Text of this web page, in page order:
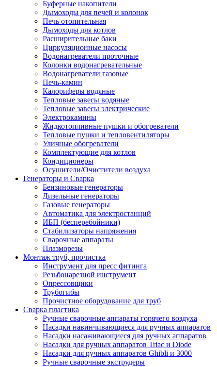
Буферные накопители
Дымоходы для печей и колонок
Печь отопительная
Дымоходы для котлов
Расширительные баки
Циркуляционные насосы
Водонагреватели проточные
Колонки водонагревательные
Водонагреватели газовые
Печь-камин
Калориферы водяные
Тепловые завесы водяные
Тепловые завесы электрические
Электрокамины
Жидкотопливные пушки и обогреватели
Тепловые пушки и тепловентиляторы
Уличные обогреватели
Комплектующие для котлов
Кондиционеры
Осушители/Очистители воздуха
Генераторы и Сварка
Бензиновые генераторы
Дизельные генераторы
Газовые генераторы
Автоматика для электростанций
ИБП (бесперебойники)
Стабилизаторы напряжения
Сварочные аппараты
Плазморезы
Монтаж труб, прочистка
Инструмент для пресс фитинга
Резьбонарезной инструмент
Опрессовщики
Трубогибы
Прочистное оборудование для труб
Сварка пластика
Ручные сварочные аппараты горячего воздуха
Насадки навинчивающиеся для ручных аппаратов
Насадки насаживающиеся для ручных аппаратов
Насадки для ручных аппаратов Triac и Diode
Насадки для ручных аппаратов Ghibli и 3000
Ручные сварочные экструдеры